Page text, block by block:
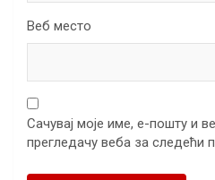
Веб место
Сачувај моје име, е-пошту и
прегледачу веба за следећи